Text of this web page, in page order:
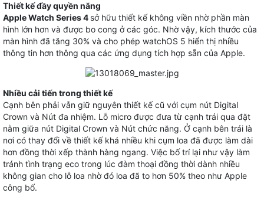
Thiết kế đầy quyền năng
Apple Watch Series 4 sở hữu thiết kế không viền nhờ phần màn
hình lớn hơn và được bo cong ở các góc. Nhờ vậy, kích thước của
màn hình đã tăng 30% và cho phép watchOS 5 hiển thị nhiều
thông tin hơn thông qua các ứng dụng tích hợp sẵn của Apple.
Nhiều cải tiến trong thiết kế
Cạnh bên phải vẫn giữ nguyên thiết kế cũ với cụm nút Digital
Crown và Nút đa nhiệm. Lỗ micro được đưa từ cạnh trái qua đặt
nằm giữa nút Digital Crown và Nút chức năng. Ở cạnh bên trái là
nơi có thay đổi về thiết kế khá nhiều khi cụm loa đã được làm dài
hơn đồng thời xếp thành hàng ngang. Việc bố trí lại như vậy làm
tránh tình trạng eco trong lúc đàm thoại đồng thời dành nhiều
không gian cho lỗ loa nhờ đó loa đã to hơn 50% theo như Apple
công bố.